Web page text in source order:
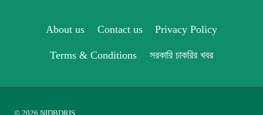
About us Contact us Privacy Policy
Terms & Conditions সরকারি চাকরির খবর
© 2026 NIDBDRIS